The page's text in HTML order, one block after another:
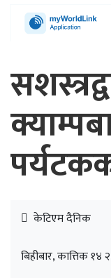
केटिएम दैनिक
बिहीबार, कात्तिक १४